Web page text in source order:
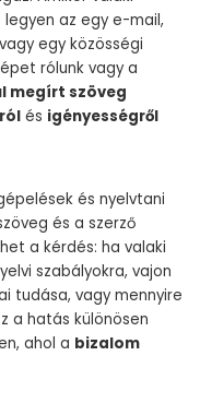
az egy e-mail,
egy közösségi
rólunk vagy a
megírt szöveg
és igényességről
és nyelvtani
és a szerző
a kérdés: ha valaki
szabályokra, vajon
tudása, vagy mennyire
a hatás különösen
ahol a bizalom